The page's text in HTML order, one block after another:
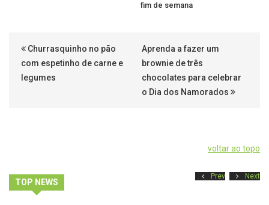
fim de semana
Churrasquinho no pão
com espetinho de carne e
legumes
Aprenda a fazer um
brownie de três
chocolates para celebrar
o Dia dos Namorados
voltar ao topo
TOP NEWS
Prev Next